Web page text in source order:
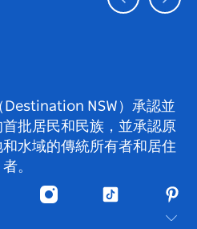
Destination NSW）承認並
批居民和民族，並承認原
水域的傳統所有者和居住
者。
Instagram抖